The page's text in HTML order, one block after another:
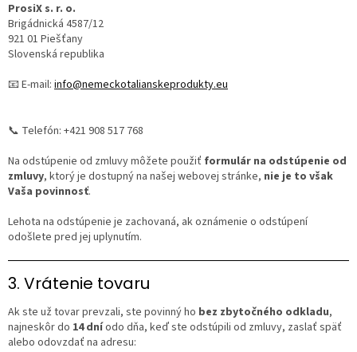
ProsiX s. r. o.
Brigádnická 4587/12
921 01 Piešťany
Slovenská republika
📧 E-mail: info@nemeckotalianskeprodukty.eu
📞 Telefón: +421 908 517 768
Na odstúpenie od zmluvy môžete použiť formulár na odstúpenie od
zmluvy, ktorý je dostupný na našej webovej stránke, nie je to však
Vaša povinnosť.
Lehota na odstúpenie je zachovaná, ak oznámenie o odstúpení
odošlete pred jej uplynutím.
3. Vrátenie tovaru
Ak ste už tovar prevzali, ste povinný ho bez zbytočného odkladu,
najneskôr do 14 dníodo dňa, keď ste odstúpili od zmluvy, zaslať späť
alebo odovzdať na adresu: